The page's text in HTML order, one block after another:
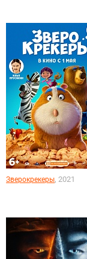
Зверокрекеры, 2021